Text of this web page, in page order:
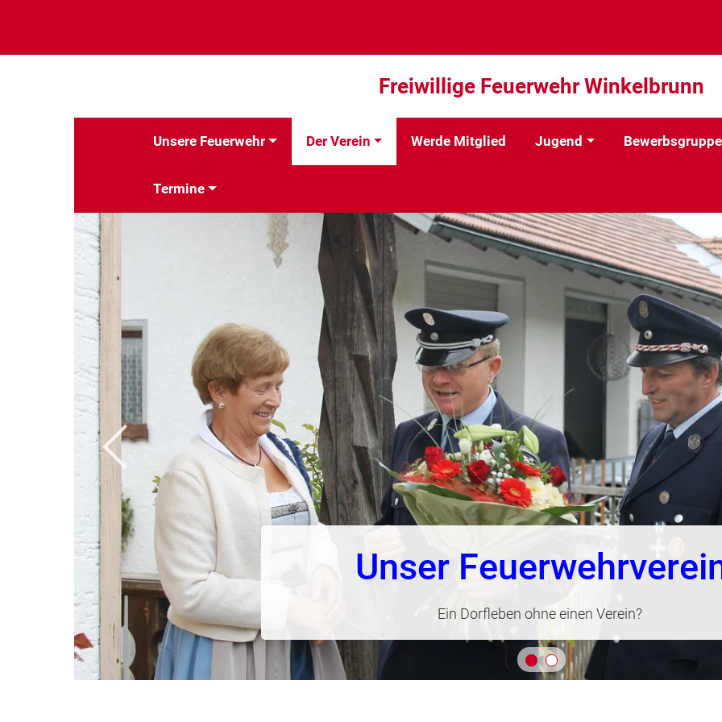
Freiwillige Feuerwehr Winkelbrunn
Unsere Feuerwehr Der Verein Werde Mitglied Jugend Bewerbsgruppe
Termine
Unser
Der Verein ist die Grundlage der aktiven Mannschaft...